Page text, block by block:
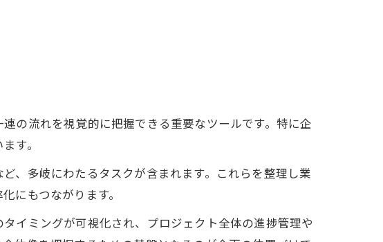
の流れを視覚的に把握できる重要なツールです。特に企
す。
、多岐にわたるタスクが含まれます。これらを整理し業
にもつながります。
イミングが可視化され、プロジェクト全体の進捗管理や